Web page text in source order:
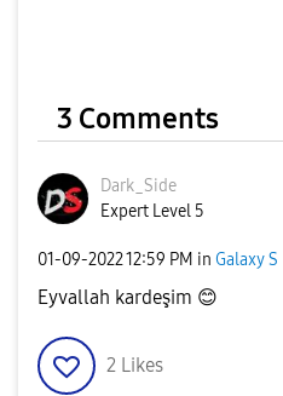
3 Comments
Dark_Side
Expert Level 5
‎01-09-202212:59 PM in Galaxy S
Eyvallah kardeşim 😊
2 Likes